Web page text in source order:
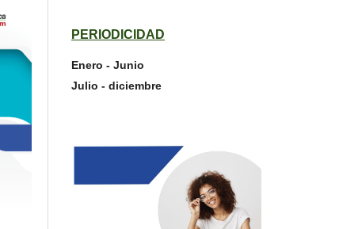
PERIODICIDAD
Enero - Junio
Julio - diciembre